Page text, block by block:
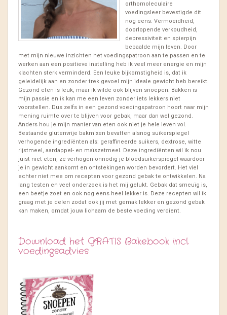
orthomoleculaire
voedingsleer bevestigde dit
nog eens. Vermoeidheid,
doorlopende verkoudheid,
depressiviteit en spierpijn
bepaalde mijn leven. Door
met mijn nieuwe inzichten het voedingspatroon aan te passen en te
werken aan een positieve instelling heb ik veel meer energie en mijn
klachten sterk verminderd. Een leuke bijkomstigheid is, dat ik
geleidelijk aan en zonder trek gevoel mijn ideale gewicht heb bereikt.
Gezond eten is leuk, maar ik wilde ook blijven snoepen. Bakken is
mijn passie en ik kan me een leven zonder iets lekkers niet
voorstellen. Dus zelfs in een gezond voedingspatroon hoort naar mijn
mening ruimte over te blijven voor gebak, maar dan wel gezond.
Anders hou je mijn manier van eten ook niet je hele leven vol.
Bestaande glutenvrije bakmixen bevatten alsnog suikerspiegel
verhogende ingrediënten als: geraffineerde suikers, dextrose, witte
rijstmeel, aardappel- en maïszetmeel. Deze ingrediënten wil ik nou
juist niet eten, ze verhogen onnodig je bloedsuikerspiegel waardoor
je in gewicht aankomt en ontstekingen worden bevordert. Het viel
echter niet mee om recepten voor gezond gebak te ontwikkelen. Na
lang testen en veel onderzoek is het mij gelukt. Gebak dat smeuïg is,
een beetje zoet en ook nog eens heel lekker is. Deze recepten wil ik
graag met je delen zodat ook jij met gemak lekker en gezond gebak
kan maken, omdat jouw lichaam de beste voeding verdient.
Download het GRATIS Bakebook incl.
voedingsadvies